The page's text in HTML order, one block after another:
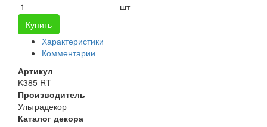
шт
Купить
Характеристики
Комментарии
Артикул
K385 RT
Производитель
Ультрадекор
Каталог декора